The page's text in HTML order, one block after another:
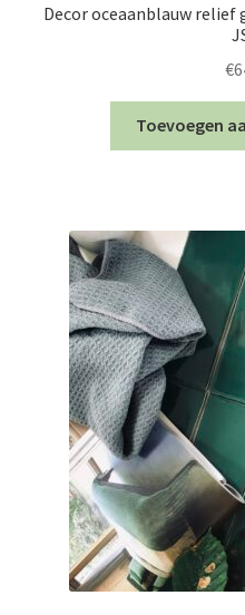
Decor oceaanblauw relief
€
Toevoegen